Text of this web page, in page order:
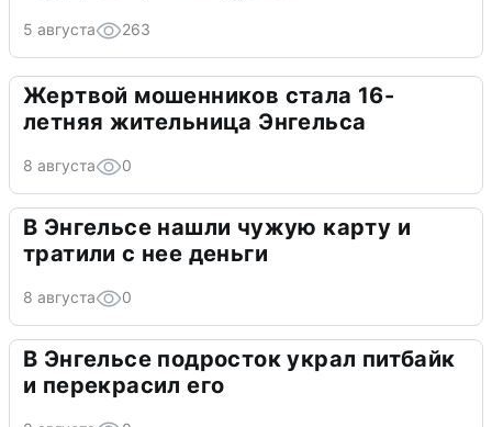
5 августа 263
Жертвой мошенников стала 16-
летняя жительница Энгельса
8 августа 0
В Энгельсе нашли чужую карту и
тратили с нее деньги
8 августа 0
В Энгельсе подросток украл питбайк
и перекрасил его